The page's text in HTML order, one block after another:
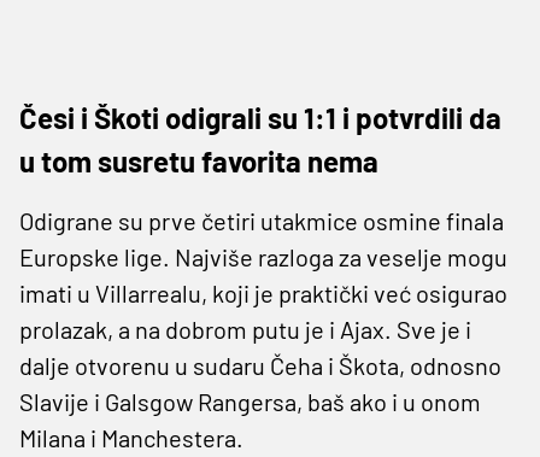
Česi i Škoti odigrali su 1:1 i potvrdili da
u tom susretu favorita nema
Odigrane su prve četiri utakmice osmine finala
Europske lige. Najviše razloga za veselje mogu
imati u Villarrealu, koji je praktički već osigurao
prolazak, a na dobrom putu je i Ajax. Sve je i
dalje otvorenu u sudaru Čeha i Škota, odnosno
Slavije i Galsgow Rangersa, baš ako i u onom
Milana i Manchestera.